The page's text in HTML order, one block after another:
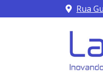
Rua